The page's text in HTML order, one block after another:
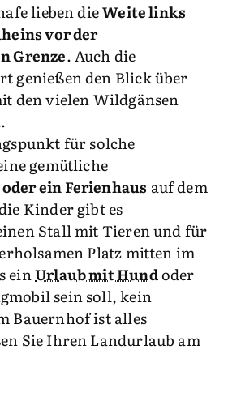
lieben dieWeite links
vor der
Grenze. Auch die
genießen den Blick über
den vielen Wildgänsen
für solche
gemütliche
ein Ferienhaus auf dem
Kinder gibt es
Stall mit Tieren und für
Platz mitten im
einUrlaub mit Hundoder
sein soll, kein
Bauernhof ist alles
Sie Ihren Landurlaub am